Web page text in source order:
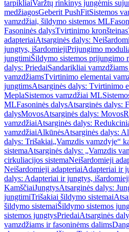
tarpikliaiVaržtų rinkinys jungėmis
medžiagosGeberit PushFitSistemos
vamzdžiai, šildymo sistemos ML
Fasoninės dalysTvirtinimo kronšteinas
adapteriaiAtsarginės dalys:
jungtys, išardomiejiPrijungimo
jungtimiŠildymo sistemos prijungimo
dalys: PriedaiSandarikliai
vamzdžiamsTvirtinimo elementai
jungtimsAtsarginės dalys: Tvirtinimo
MeplaSistemos vamzdžiai ML
MLFasoninės dalysAtsarginės dalys:
dalysMovosAtsarginės dalys: Movos
vamzdžiaiAtsarginės dalys:
vamzdžiaiAlkūnėsAtsarginės dalys:
dalys: Trišakiai„Vamzdis vamzdyje“
sistemaAtsarginės dalys: „Vamzdis
cirkuliacijos sistemaNeišardomieji
Neišardomieji adapteriaiAdapteriai ir
dalys: Adapteriai ir jungtys, išardomieji
KamščiaiJungtysAtsarginės dalys:
jungtimiTrišakiai šildymo sistemai
šildymo sistemaiŠildymo sistemos
sistemos jungtysPriedaiAtsarginės
vamzdžiams ir fasoninėms dalims